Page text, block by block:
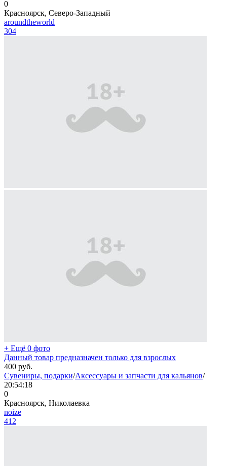
0
Красноярск, Северо-Западный
aroundtheworld
304
+ Ещё 0 фото
Данный товар предназначен только для взрослых
400 руб.
Сувениры, подарки/Аксессуары и запчасти для кальянов/
20:54:18
0
Красноярск, Николаевка
noize
412